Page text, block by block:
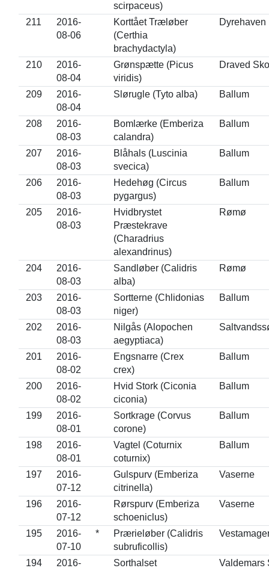
scirpaceus)
211
2016-
08-06
Korttået Træløber
(Certhia
brachydactyla)
Dyrehaven
210
2016-
08-04
Grønspætte (Picus
viridis)
Draved
209
2016-
08-04
Slørugle (Tyto alba) Ballum
208
2016-
08-03
Bomlærke (Emberiza
calandra)
Ballum
207
2016-
08-03
Blåhals (Luscinia
svecica)
Ballum
206
2016-
08-03
Hedehøg (Circus
pygargus)
Ballum
205
2016-
08-03
Hvidbrystet
Præstekrave
(Charadrius
alexandrinus)
Rømø
204
2016-
08-03
Sandløber (Calidris
alba)
Rømø
203
2016-
08-03
Sortterne (Chlidonias
niger)
Ballum
202
2016-
08-03
Nilgås (Alopochen
aegyptiaca)
201
2016-
08-02
Engsnarre (Crex
crex)
Ballum
200
2016-
08-02
Hvid Stork (Ciconia
ciconia)
Ballum
199
2016-
08-01
Sortkrage (Corvus
corone)
Ballum
198
2016-
08-01
Vagtel (Coturnix
coturnix)
Ballum
197
2016-
07-12
Gulspurv (Emberiza
citrinella)
Vaserne
196
2016-
07-12
Rørspurv (Emberiza
schoeniclus)
Vaserne
195
2016-
07-10
*
Prærieløber (Calidris
subruficollis)
194 2016- Sorthalset Valdemars